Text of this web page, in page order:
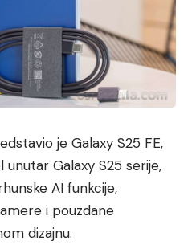
je Galaxy S25 FE,
Galaxy S25 serije,
AI funkcije,
i pouzdane
dizajnu.